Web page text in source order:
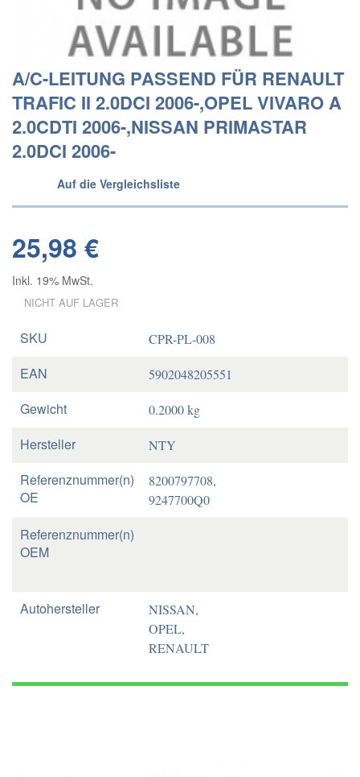
A/C-LEITUNG PASSEND FÜR RENAULT
TRAFIC II 2.0DCI 2006-,OPEL VIVARO A
2.0CDTI 2006-,NISSAN PRIMASTAR
2.0DCI 2006-
Auf die Vergleichsliste
25,98 €
Inkl. 19% MwSt.
NICHT AUF LAGER
SKU CPR-PL-008
EAN 5902048205551
Gewicht 0.2000 kg
Hersteller NTY
Referenznummer(n)
OE
8200797708,
9247700Q0
Referenznummer(n)
OEM
Autohersteller
NISSAN,
OPEL,
RENAULT